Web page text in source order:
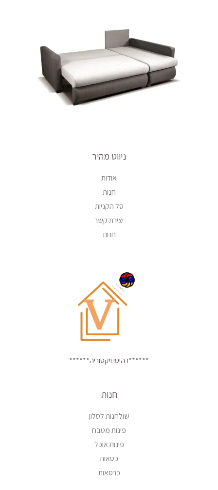
ניווט מהיר
אודות
חנות
סל הקניות
יצירת קשר
חנות
******רהיטי ויקטוריה******
חנות
שולחנות לסלון
פינות מטבח
פינות אוכל
כסאות
כרסאות